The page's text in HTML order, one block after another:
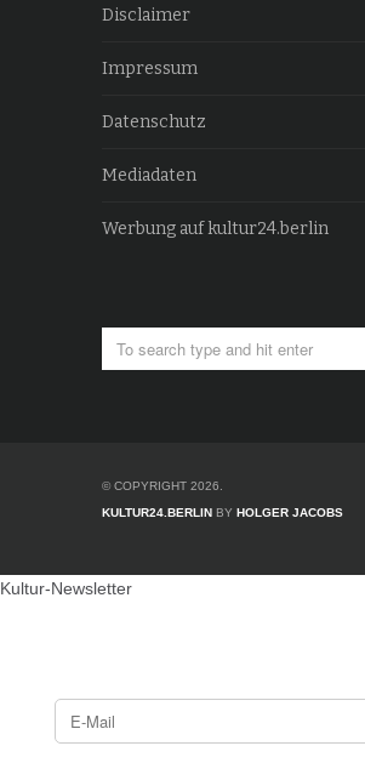
Disclaimer
Impressum
Datenschutz
Mediadaten
Werbung auf kultur24.berlin
© COPYRIGHT 2026.
KULTUR24.BERLINBY HOLGER JACOBS
Kultur-Newsletter